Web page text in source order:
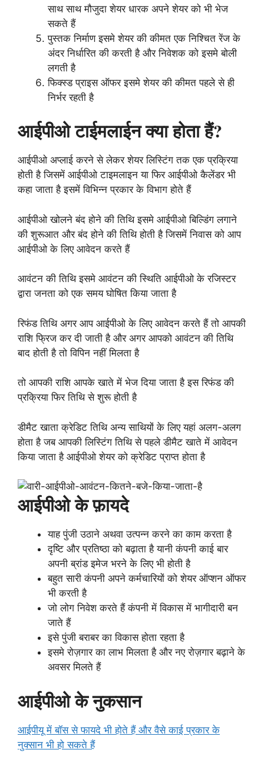
साथ साथ मौजुदा शेयर धारक अपने शेयर को भी भेज
सकते हैं
पुस्तक निर्माण इसमे शेयर की कीमत एक निश्चित रेंज के
अंदर निर्धारित की करती है और निवेशक को इसमे बोली
लगती है
फिक्स्ड प्राइस ऑफर इसमे शेयर की कीमत पहले से ही
निर्भर रहती है
आईपीओ टाईमलाईन क्या होता हैं?
आईपीओ अप्लाई करने से लेकर शेयर लिस्टिंग तक एक प्रक्रिया
होती है जिसमें आईपीओ टाइमलाइन या फिर आईपीओ कैलेंडर भी
कहा जाता है इसमें विभिन्न प्रकार के विभाग होते हैं
आईपीओ खोलने बंद होने की तिथि इसमे आईपीओ बिल्डिंग लगाने
की शुरूआत और बंद होने की तिथि होती है जिसमें निवास को आप
आईपीओ के लिए आवेदन करते हैं
आवंटन की तिथि इसमे आवंटन की स्थिति आईपीओ के रजिस्टर
द्वारा जनता को एक समय घोषित किया जाता है
रिफंड तिथि अगर आप आईपीओ के लिए आवेदन करते हैं तो आपकी
राशि फ्रिज कर दी जाती है और अगर आपको आवंटन की तिथि
बाद होती है तो विपिन नहीं मिलता है
तो आपकी राशि आपके खाते में भेज दिया जाता है इस रिफंड की
प्रक्रिया फिर तिथि से शुरू होती है
डीमैट खाता क्रेडिट तिथि अन्य साथियों के लिए यहां अलग-अलग
होता है जब आपकी लिस्टिंग तिथि से पहले डीमैट खाते में आवेदन
किया जाता है आईपीओ शेयर को क्रेडिट प्राप्त होता है
आईपीओ के फ़ायदे
याह पुंजी उठाने अथवा उत्पन्न करने का काम करता है
दृष्टि और प्रतिष्ठा को बढ़ाता है यानी कंपनी काई बार
अपनी ब्रांड इमेज भरने के लिए भी होती है
बहुत सारी कंपनी अपने कर्मचारियों को शेयर ऑप्शन ऑफर
भी करती है
जो लोग निवेश करते हैं कंपनी में विकास में भागीदारी बन
जाते हैं
इसे पुंजी बराबर का विकास होता रहता है
इसमे रोज़गार का लाभ मिलता है और नए रोज़गार बढ़ाने के
अवसर मिलते हैं
आईपीओ के नुकसान
आईपीयू में बॉस से फायदे भी होते हैं और वैसे काई प्रकार के
नुक्सान भी हो सकते हैं